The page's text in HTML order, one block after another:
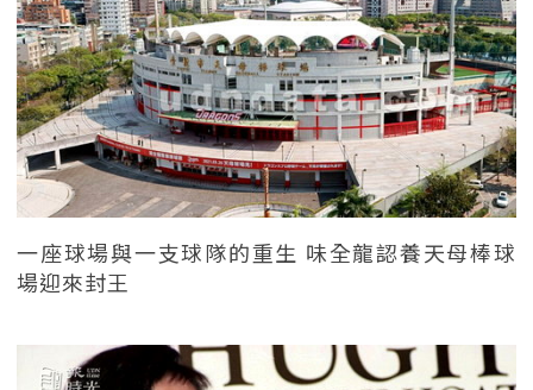
一座球場與一支球隊的重生 味全龍認養天母棒球
場迎來封王